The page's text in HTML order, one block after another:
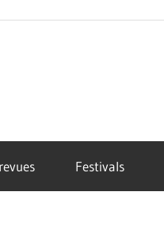
Festivals